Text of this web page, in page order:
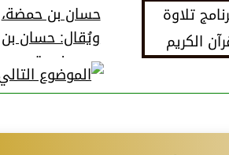
حسان بن حمضة،
ويُقال: حسان بن
ضمرة